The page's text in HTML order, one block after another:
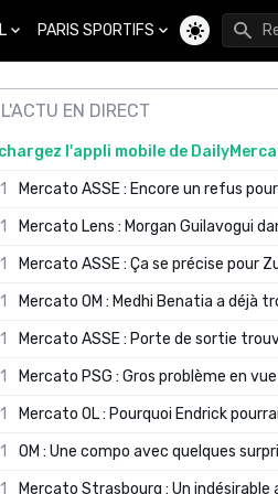
PARIS SPORTIFS
Changer
L'ACTU EN DIRECT
l'appli mobile de
Mercato ASSE : Encore un refus
Mercato Lens : Morgan Guilavogui
Mercato ASSE : Ça se précise pour
Mercato OM : Medhi Benatia a déjà
Mercato ASSE : Porte de sortie
Mercato PSG : Gros problème en
Mercato OL : Pourquoi Endrick
OM : Une compo avec quelques
Mercato Strasbourg : Un indésirable